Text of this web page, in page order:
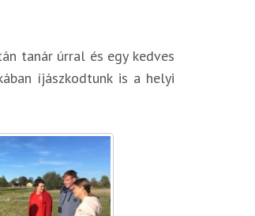
tanár úrral és egy kedves
íjászkodtunk is a helyi